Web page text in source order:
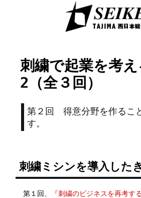
刺繍で起業を考
2（全３回）
第２回 得意分野を作るこ
す。
刺繍ミシンを導入した
第１回、 『刺繍のビジネスを再考する